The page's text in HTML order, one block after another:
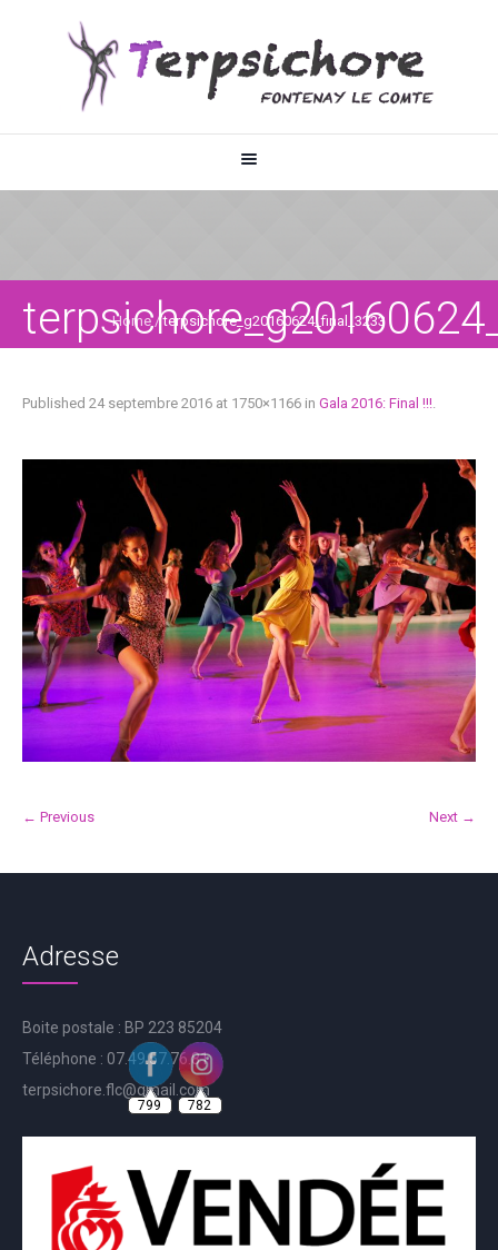
Home /terpsichore_g20160624_final_3233
Published 24 septembre 2016 at 1750×1166 in Gala 2016: Final !!!.
← Previous Next →
Adresse
Boite postale : BP 223 85204
Téléphone : 07.49.57.76.81
terpsichore.flc@gmail.com
799 782